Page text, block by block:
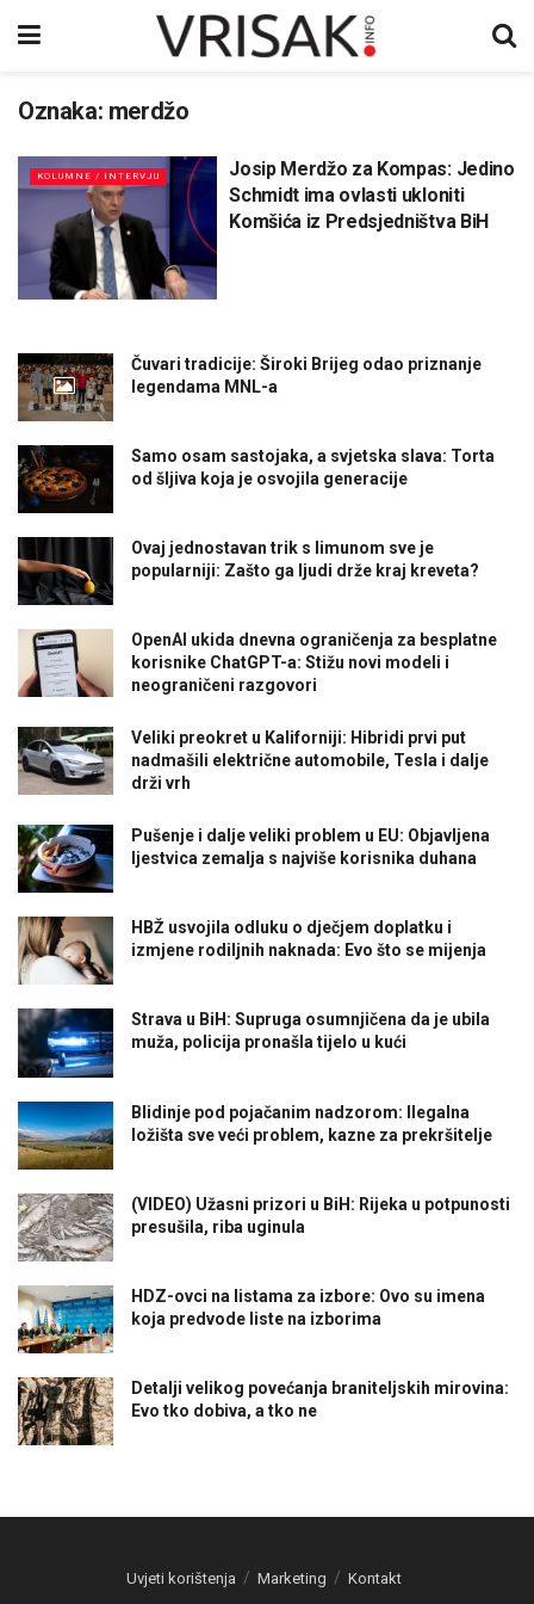
Oznaka: merdžo
KOLUMNE / INTERVJU
Josip Merdžo za Kompas: Jedino
Schmidt ima ovlasti ukloniti
Komšića iz Predsjedništva BiH
Čuvari tradicije: Široki Brijeg odao priznanje
legendama MNL-a
Samo osam sastojaka, a svjetska slava: Torta
od šljiva koja je osvojila generacije
Ovaj jednostavan trik s limunom sve je
popularniji: Zašto ga ljudi drže kraj kreveta?
OpenAI ukida dnevna ograničenja za besplatne
korisnike ChatGPT-a: Stižu novi modeli i
neograničeni razgovori
Veliki preokret u Kaliforniji: Hibridi prvi put
nadmašili električne automobile, Tesla i dalje
drži vrh
Pušenje i dalje veliki problem u EU: Objavljena
ljestvica zemalja s najviše korisnika duhana
HBŽ usvojila odluku o dječjem doplatku i
izmjene rodiljnih naknada: Evo što se mijenja
Strava u BiH: Supruga osumnjičena da je ubila
muža, policija pronašla tijelo u kući
Blidinje pod pojačanim nadzorom: Ilegalna
ložišta sve veći problem, kazne za prekršitelje
(VIDEO) Užasni prizori u BiH: Rijeka u potpunosti
presušila, riba uginula
HDZ-ovci na listama za izbore: Ovo su imena
koja predvode liste na izborima
Detalji velikog povećanja braniteljskih mirovina:
Evo tko dobiva, a tko ne
Uvjeti korištenja Marketing Kontakt